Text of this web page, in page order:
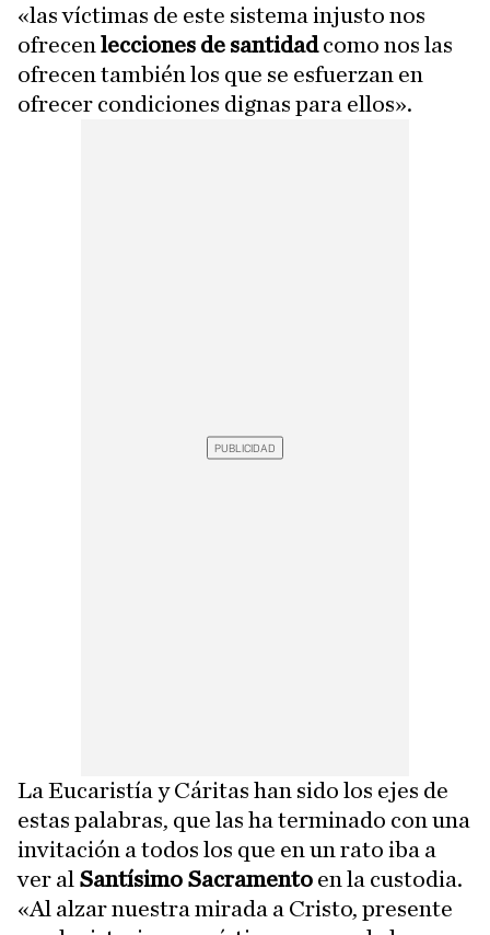
«las víctimas de este sistema injusto nos
ofrecen lecciones de santidadcomo nos las
ofrecen también los que se esfuerzan en
ofrecer condiciones dignas para ellos».
La Eucaristía y Cáritas han sido los ejes de
estas palabras, que las ha terminado con una
invitación a todos los que en un rato iba a
ver al Santísimo Sacramento en la custodia.
«Al alzar nuestra mirada a Cristo, presente